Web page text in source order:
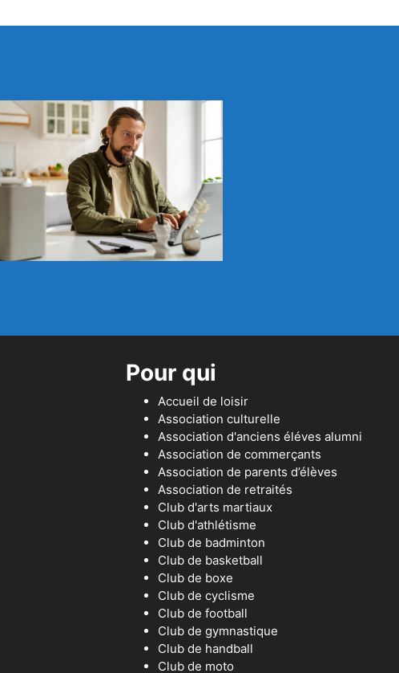
Pour qui
Accueil de loisir
Association culturelle
Association d'anciens éléves alumni
Association de commerçants
Association de parents d’élèves
Association de retraités
Club d'arts martiaux
Club d'athlétisme
Club de badminton
Club de basketball
Club de boxe
Club de cyclisme
Club de football
Club de gymnastique
Club de handball
Club de moto